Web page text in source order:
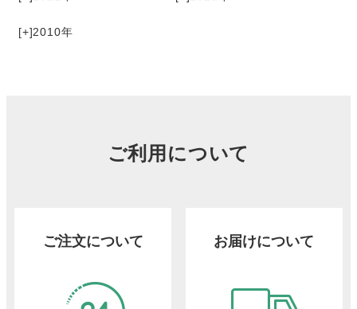
[+]2010
ご利用について
ご注文について お届けについて